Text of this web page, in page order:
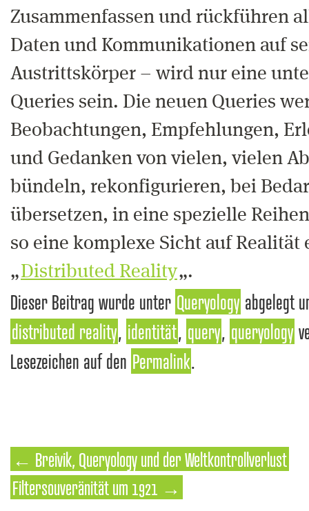
Zusammenfassen und rückführen
Daten und Kommunikationen auf
Austrittskörper – wird nur eine
Queries sein. Die neuen Queries
Beobachtungen, Empfehlungen,
und Gedanken von vielen, vielen
bündeln, rekonfigurieren, bei
übersetzen, in eine spezielle
so eine komplexe Sicht auf
„Distributed Reality„.
Dieser Beitrag wurde unter Queryology abgelegt
distributed reality, identität, query, queryology
Lesezeichen auf den Permalink.
← Breivik, Queryology und der Weltkontrollverlust
Filtersouveränität um 1921 →